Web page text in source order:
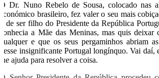
O Dr. Nuno Rebelo de Sousa, colocado nas
económico brasileiro, fez valer o seu mais
o de ser filho do Presidente da República
conhecia a Mãe das Meninas, mas quis deixar
qualquer e que os seus pergaminhos abriam
nesse insignificante Portugal longínquo. Vai daí,
lhe ajuda para resolver a coisa.